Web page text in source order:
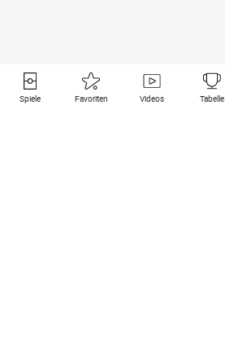
Spiele Favoriten Videos Tabelle